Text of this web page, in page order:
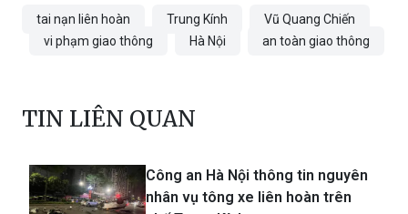
Công an Hà Nội thông tin nguyên
phố Trung Kính